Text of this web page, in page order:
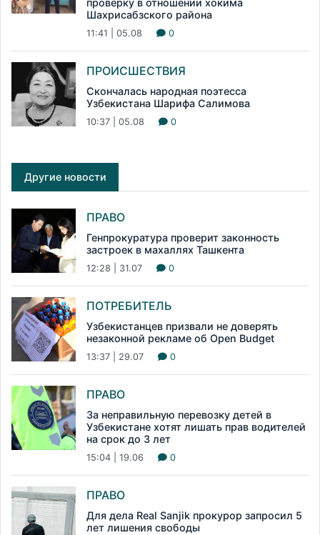
проверку в отношении хокима
Шахрисабзского района
11:41 | 05.08 0
ПРОИСШЕСТВИЯ
Скончалась народная поэтесса
Узбекистана Шарифа Салимова
10:37 | 05.08 0
Другие новости
ПРАВО
Генпрокуратура проверит законность
застроек в махаллях Ташкента
12:28 | 31.07 0
ПОТРЕБИТЕЛЬ
Узбекистанцев призвали не доверять
незаконной рекламе об Open Budget
13:37 | 29.07 0
ПРАВО
За неправильную перевозку детей в
Узбекистане хотят лишать прав водителей
на срок до 3 лет
15:04 | 19.06 0
ПРАВО
Для дела Real Sanjik прокурор запросил 5
лет лишения свободы